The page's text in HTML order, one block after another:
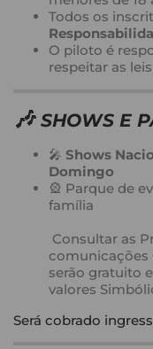
Todos os
O piloto é
respeitar as
🎶 SHOWS E
🎤 Shows
Domingo
🎡 Parque de
família
Consultar as
comunicações
serão gratuito
valores
Será cobrado